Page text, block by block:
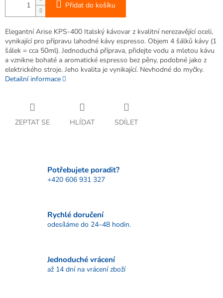
Přidat do košíku
Elegantní Arise KPS-400 Italský kávovar z kvalitní nerezavějící oceli,
vynikající pro přípravu lahodné kávy espresso. Objem 4 šálků kávy (1
šálek = cca 50ml). Jednoduchá příprava, přidejte vodu a mletou kávu
a vznikne bohaté a aromatické espresso bez pěny, podobné jako z
elektrického stroje. Jeho kvalita je vynikající. Nevhodné do myčky.
Detailní informace
ZEPTAT SE HLÍDAT SDÍLET
Potřebujete poradit?
+420 606 931 327
Rychlé doručení
odesíláme do 24–48 hodin.
Jednoduché vrácení
až 14 dní na vrácení zboží